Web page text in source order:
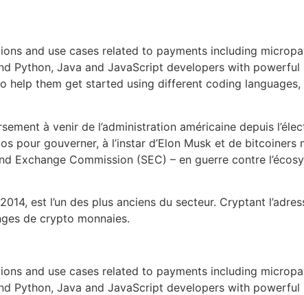
and use cases related to payments including
Python, Java and JavaScript developers with
them get started using different coding
à venir de l’administration américaine depuis
pour gouverner, à l’instar d’Elon Musk et de
Exchange Commission (SEC) – en guerre contre
est l’un des plus anciens du secteur. Cryptant
de crypto monnaies.
and use cases related to payments including
Python, Java and JavaScript developers with